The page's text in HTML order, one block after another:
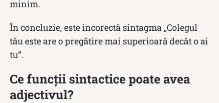
minim.
În concluzie, este incorectă sintagma „Colegul
tău este are o pregătire mai superioară decât o ai
tu”.
Ce funcții sintactice poate avea
adjectivul?